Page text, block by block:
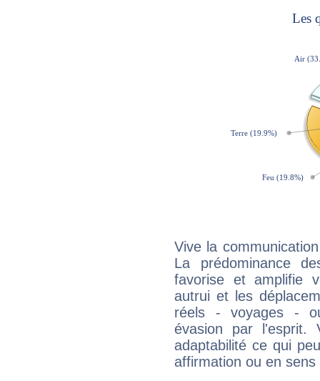
Vive la
La prédominance
favorise et amplifie
autrui et les
réels - voyages -
évasion par l'esprit.
adaptabilité ce qui
affirmation ou en